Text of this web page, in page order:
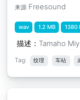
来源 Freesound
wav 1.2 MB 1380
描述： Tamaho
Tag: 纹理 车站